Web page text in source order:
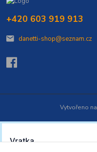
+420 603 919 913
danetti-shop@seznam.cz
Vytvořeno na